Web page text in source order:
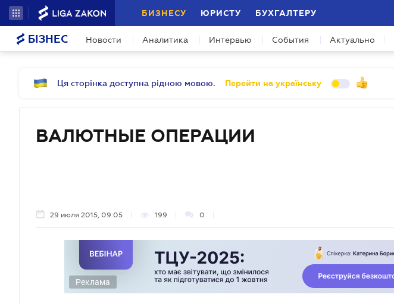
БИЗНЕСУ ЮРИСТУ БУХГАЛТЕРУ
БІЗНЕС Новости Аналитика Интервью События Актуально
Ця сторінка доступна рідною мовою. Перейти на українську
ВАЛЮТНЫЕ ОПЕРАЦИИ
29 июля 2015, 09:05 199 0
Реклама